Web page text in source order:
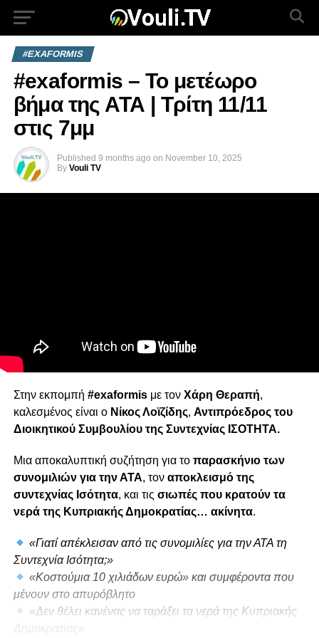
#EXAFORMIS
#exaformis – Το μετέωρο
βήμα της ΑΤΑ | Τρίτη 11/11
στις 7μμ
Published 9 months ago on November 10, 2025
By Vouli TV
Στην εκπομπή #exaformis με τον Χάρη Θεραπή,
καλεσμένος είναι ο Νίκος Λοϊζίδης, Αντιπρόεδρος του
Διοικητικού Συμβουλίου της Συντεχνίας ΙΣΟΤΗΤΑ.
Μια αποκαλυπτική συζήτηση για το παρασκήνιο των
συνομιλιών για την ΑΤΑ, τον αποκλεισμό της
συντεχνίας Ισότητα, και τις σιωπές που κρατούν τα
νερά της Κυπριακής Δημοκρατίας… ακίνητα.
«Γιατί απέκλεισαν από τις συνομιλίες για την ΑΤΑ τη
Συντεχνία Ισότητα;»
«Κοστούμια 10 χιλιάδων ευρώ» και συμφέροντα που
μένουν στο απυρόβλητο
«Δεν θέλει κανένας να ταράξει τα νερά της Κυπριακής